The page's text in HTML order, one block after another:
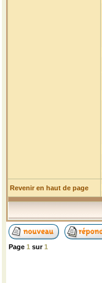
Revenir en haut de page
Page 1 sur1